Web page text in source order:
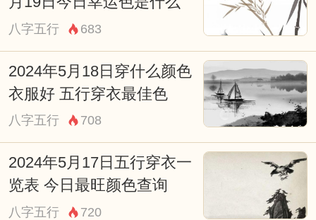
八字五行 683
2024年5月18日穿什么颜色
衣服好 五行穿衣最佳色
八字五行 708
2024年5月17日五行穿衣一
览表 今日最旺颜色查询
八字五行 720